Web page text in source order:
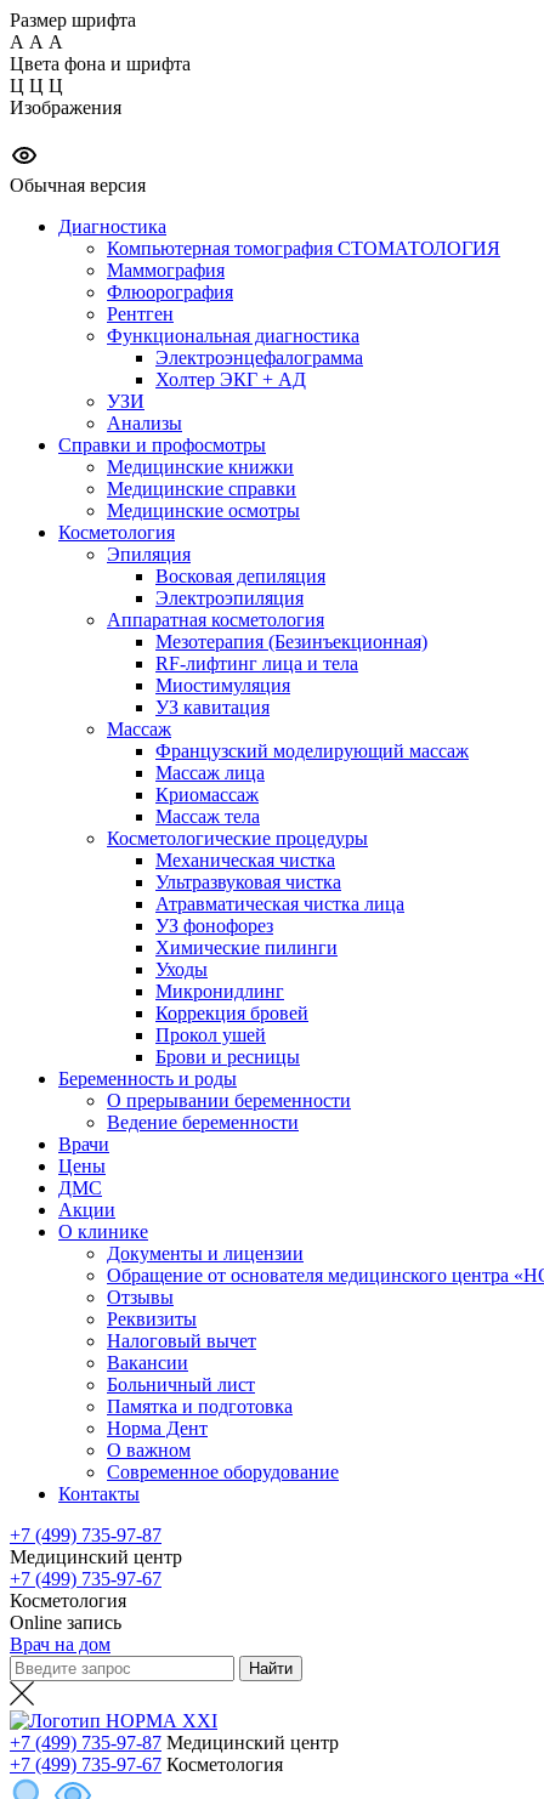
Размер шрифта
А А А
Цвета фона и шрифта
Ц Ц Ц
Изображения
Обычная версия
Диагностика
Компьютерная томография СТОМАТОЛОГИЯ
Маммография
Флюорография
Рентген
Функциональная диагностика
Электроэнцефалограмма
Холтер ЭКГ + АД
УЗИ
Анализы
Справки и профосмотры
Медицинские книжки
Медицинские справки
Медицинские осмотры
Косметология
Эпиляция
Восковая депиляция
Электроэпиляция
Аппаратная косметология
Мезотерапия (Безинъекционная)
RF-лифтинг лица и тела
Миостимуляция
УЗ кавитация
Массаж
Французский моделирующий массаж
Массаж лица
Криомассаж
Массаж тела
Косметологические процедуры
Механическая чистка
Ультразвуковая чистка
Атравматическая чистка лица
УЗ фонофорез
Химические пилинги
Уходы
Микронидлинг
Коррекция бровей
Прокол ушей
Брови и ресницы
Беременность и роды
О прерывании беременности
Ведение беременности
Врачи
Цены
ДМС
Акции
О клинике
Документы и лицензии
Обращение от основателя медицинского центра
Отзывы
Реквизиты
Налоговый вычет
Вакансии
Больничный лист
Памятка и подготовка
Норма Дент
О важном
Современное оборудование
Контакты
+7 (499) 735-97-87
Медицинский центр
+7 (499) 735-97-67
Косметология
Online запись
Врач на дом
+7 (499) 735-97-87 Медицинский центр
+7 (499) 735-97-67 Косметология